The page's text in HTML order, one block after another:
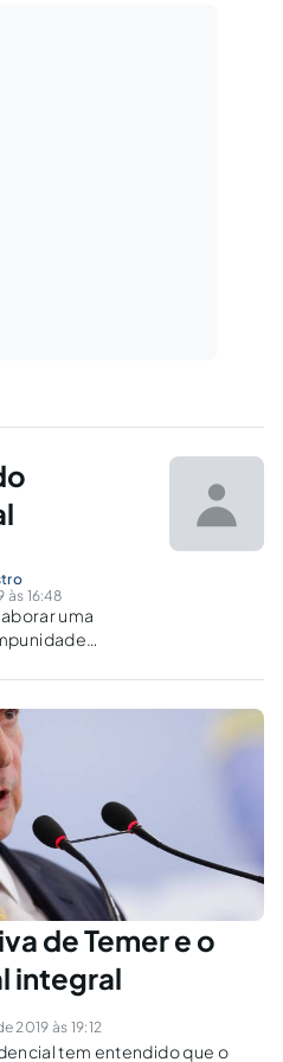
às 16:48
uma
no
do
de
de Temer e o
integral
2019 às 19:12
tem entendido que o